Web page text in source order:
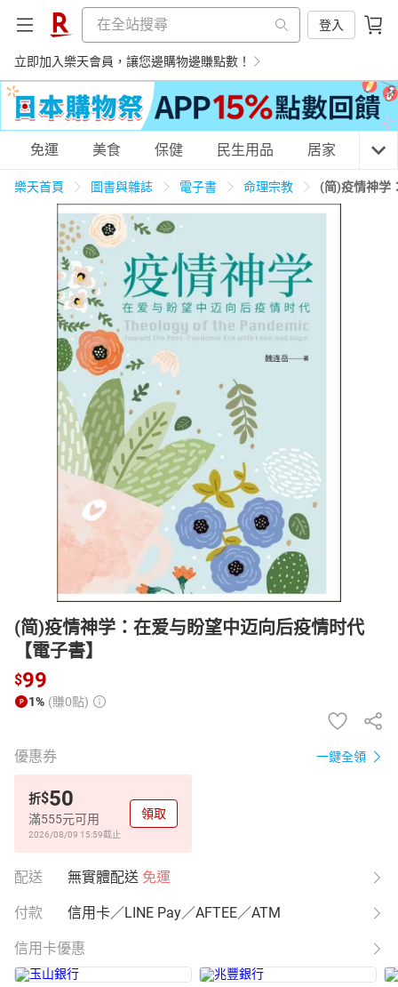
登入
立即加入樂天會員，讓您邊購物邊賺點數！
購物網分類
天天免運 美食蛋糕
居家生活 3C家電 運動休閒
女裝 男裝 化妝保養
日本購物 電子/紙本書
HOT
免運 美食 保健 民生用品 居家 3C
樂天首頁 圖書與雜誌 電子書 命理宗教 (简)疫情神学
(简)疫情神学：在爱与盼望中迈向后疫情时代
【電子書】
$99
1% (賺0點)
優惠券 一鍵全領
折$50
滿555元可用
2026/08/09 15:59截止
領取
配送 無實體配送 免運
付款 信用卡／LINE Pay／AFTEE／ATM
信用卡優惠